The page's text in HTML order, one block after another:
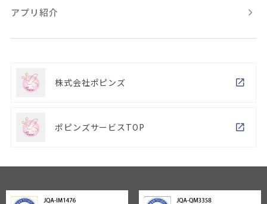
アプリ紹介
株式会社ポピンズ
ポピンズサービスTOP